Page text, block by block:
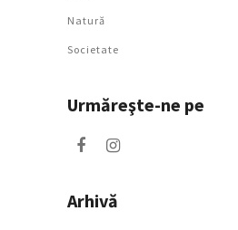
Natură
Societate
Urmăreşte-ne pe
Arhivă